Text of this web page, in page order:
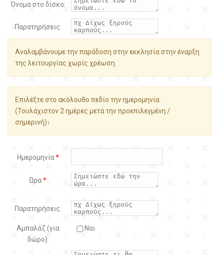
Όνομα στο δίσκο:
Παρατηρήσεις:
Αναλαμβάνουμε την παράδοση στην εκκλησία στην έναρξη
της λειτουργίας χωρίς χρέωση.
Επιλέξτε στο ακόλουθο πεδίο την ημερομηνία.
(Τουλάχιστον 2 ημέρες μετά την προεπιλεγμένη /
σημερινή)↓
Ημερομηνία*
Ώρα*
Παρατηρήσεις:
Αμπαλάζ (για
δώρο):
Ναι